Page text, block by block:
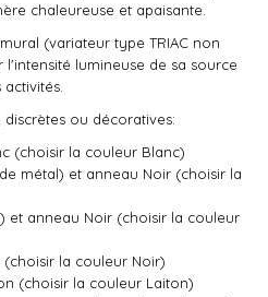
chaleureuse et apaisante.
(variateur type TRIAC non
lumineuse de sa source
discrètes ou décoratives:
(choisir la couleur Blanc)
métal) et anneau Noir (choisir la
et anneau Noir (choisir la couleur
la couleur Noir)
(choisir la couleur Laiton)